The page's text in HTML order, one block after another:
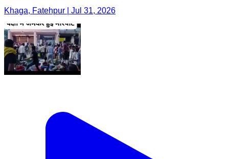
Khaga, Fatehpur | Jul 31, 2026